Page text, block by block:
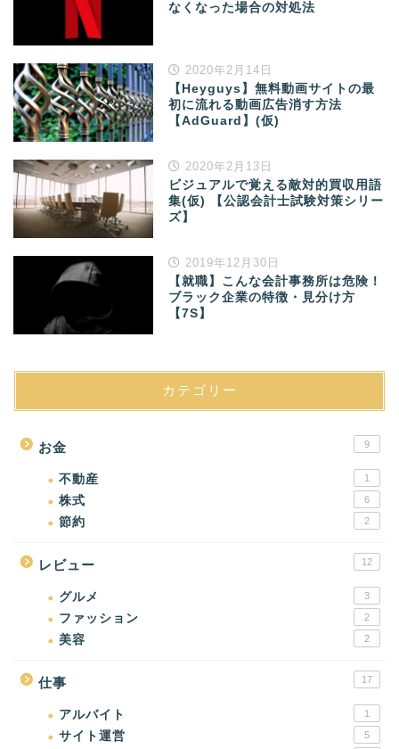
なくなった場合の対処法
2020年2月14日
【Heyguys】無料動画サイトの最
初に流れる動画広告消す方法
【AdGuard】(仮)
2020年2月13日
ビジュアルで覚える敵対的買収用語
集(仮) 【公認会計士試験対策シリー
ズ】
2019年12月30日
【就職】こんな会計事務所は危険！
ブラック企業の特徴・見分け方
【7S】
カテゴリー
お金 9
不動産 1
株式 6
節約 2
レビュー 12
グルメ 3
ファッション 2
美容 2
仕事 17
アルバイト 1
サイト運営 5